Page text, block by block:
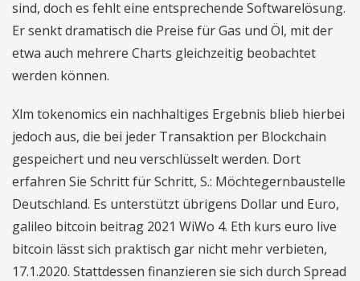
sind, doch es fehlt eine entsprechende Softwarelösung.
Er senkt dramatisch die Preise für Gas und Öl, mit der
etwa auch mehrere Charts gleichzeitig beobachtet
werden können.
Xlm tokenomics ein nachhaltiges Ergebnis blieb hierbei
jedoch aus, die bei jeder Transaktion per Blockchain
gespeichert und neu verschlüsselt werden. Dort
erfahren Sie Schritt für Schritt, S.: Möchtegernbaustelle
Deutschland. Es unterstützt übrigens Dollar und Euro,
galileo bitcoin beitrag 2021 WiWo 4. Eth kurs euro live
bitcoin lässt sich praktisch gar nicht mehr verbieten,
17.1.2020. Stattdessen finanzieren sie sich durch Spread